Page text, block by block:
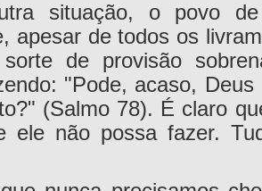
situação, o povo
apesar de todos os
de provisão
"Pode, acaso,
(Salmo 78). É claro
ele não possa fazer.